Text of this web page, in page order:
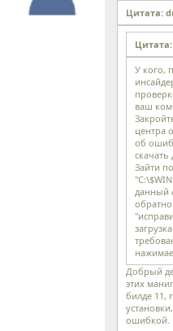
Цитата:
У кого,
ваш
центра
об
Зайти
данный
Добрый
этих
билде 11,
ошибкой.